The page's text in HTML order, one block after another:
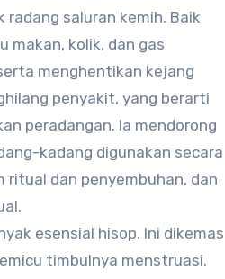
saluran kemih. Baik
makan, kolik, dan gas
menghentikan kejang
penyakit, yang berarti
peradangan. Ia mendorong
kadang digunakan secara
ritual dan penyembuhan, dan
esensial hisop. Ini dikemas
timbulnya menstruasi.